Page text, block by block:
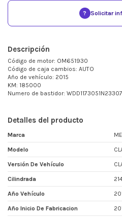
? Solicitar
Descripción
Código de motor: OM651930
Código de caja cambios: AUTO
Año de vehículo: 2015
KM: 185000
Numero de bastidor:
Detalles del producto
Marca
Modelo
Versión De Vehículo
Cilindrada
Año Vehículo
Año Inicio De Fabricacion